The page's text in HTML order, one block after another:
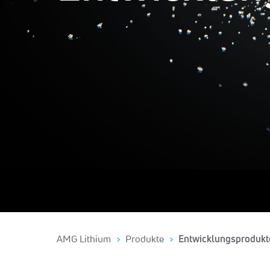
AMG Lithium Produkte